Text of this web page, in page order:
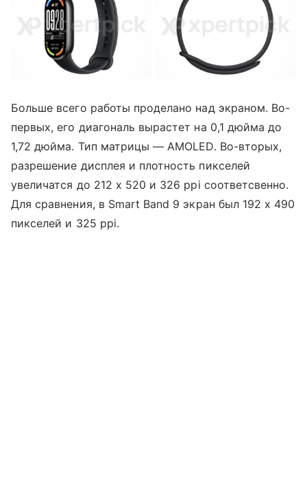
Больше всего работы проделано над экраном. Во-
первых, его диагональ вырастет на 0,1 дюйма до
1,72 дюйма. Тип матрицы — AMOLED. Во-вторых,
разрешение дисплея и плотность пикселей
увеличатся до 212 x 520 и 326 ppi соответсвенно.
Для сравнения, в Smart Band 9 экран был 192 х 490
пикселей и 325 ppi.